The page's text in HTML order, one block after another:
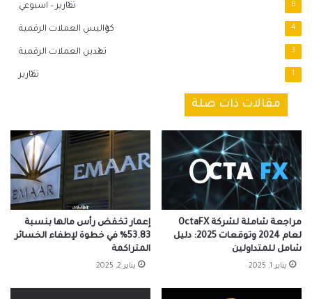
تقارير – اسبوعي 8
كواليس العملات الرقمية 4
تعدين العملات الرقمية 3
تقارير 1
مقالات ذات صلة
إعمار تخفض رأس مالها بنسبة
53.83% في خطوة لإطفاء الخسائر
المتراكمة
يناير 2, 2025
مراجعة شاملة لشركة OctaFX
لعام 2024 وتوقعات 2025: دليل
شامل للمتداولين
يناير 1, 2025